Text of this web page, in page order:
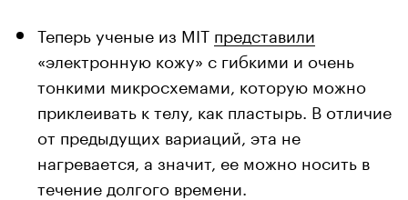
Теперь ученые из MIT представили
«электронную кожу» с гибкими и очень
тонкими микросхемами, которую можно
приклеивать к телу, как пластырь. В отличие
от предыдущих вариаций, эта не
нагревается, а значит, ее можно носить в
течение долгого времени.